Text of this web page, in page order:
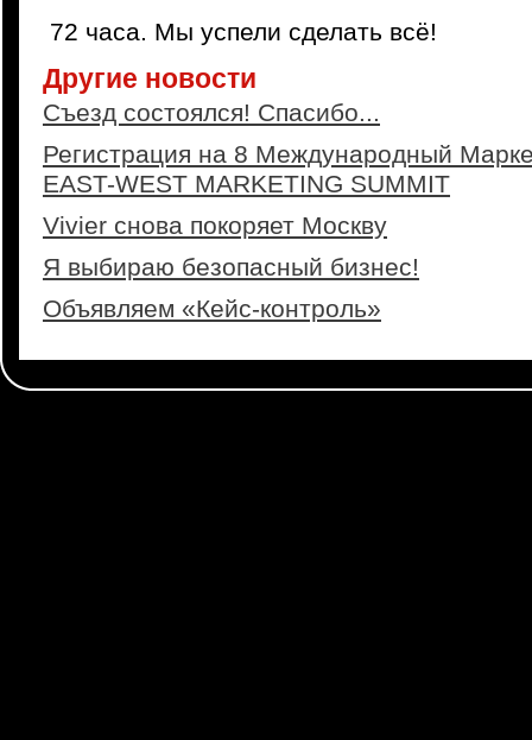
72 часа. Мы успели сделать всё!
Другие новости
Съезд состоялся! Спасибо...
Регистрация на 8 Международный
EAST-WEST MARKETING SUMMIT
Vivier снова покоряет Москву
Я выбираю безопасный бизнес!
Объявляем «Кейс-контроль»